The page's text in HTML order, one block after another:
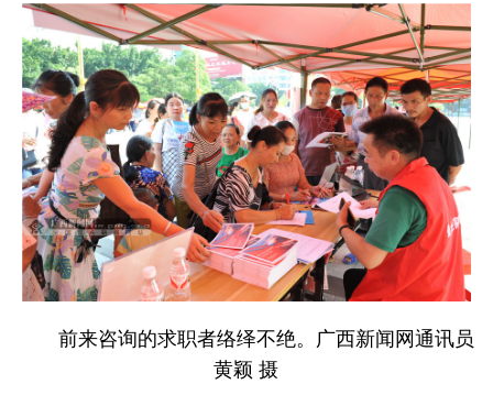
前来咨询的求职者络绎不绝。广西新闻网通讯员
黄颖 摄